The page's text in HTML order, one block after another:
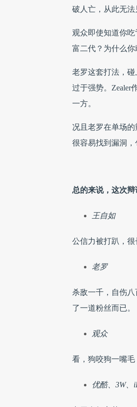
破人亡，从此无法
观众即使知道你吃
富二代？为什么你
老罗这套打法，碰
过于强势。 Zealer
一方。
况且老罗在单场
很容易找到漏洞，
总的来说，这次辩
王自如
公信力被打趴，很
老罗
杀敌一千，自伤八
了一道粉丝而已。
观众
看，狗咬狗一嘴毛
优酷、3W、